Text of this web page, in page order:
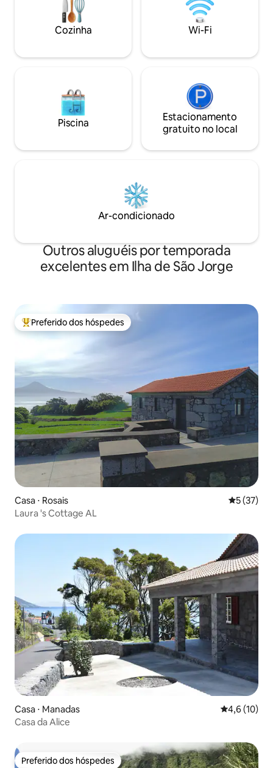
Esta casa faz parte de um pequeno
resort familiar, dentro do qual está
disponível o restaurante Magma, uma
piscina aquecida. De que espera para vir
próximo da praia,
supermercado e
Cozinha Wi-Fi
Piscina
Estacionamento
gratuito no local
Ar-condicionado
Outros aluguéis por temporada
excelentes em Ilha de São Jorge
Entre os melhores preferidos dos hóspedes
Preferido dos hóspedes
Casa ⋅ Rosais 5 de uma
5 (37)
Laura 's Cottage AL
Casa ⋅ Manadas 4,6 de uma
4,6 (10)
Casa da Alice
Preferido dos hóspedes